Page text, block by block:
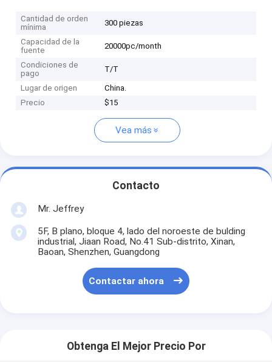
Cantidad de orden
mínima
300 piezas
Capacidad de la
fuente
20000pc/month
Condiciones de
pago
T/T
Lugar de origen
China.
Precio
$15
Vea más
Contacto
Mr. Jeffrey
5F, B plano, bloque 4, lado del noroeste de bulding
industrial, Jiaan Road, No.41 Sub-distrito, Xinan,
Baoan, Shenzhen, Guangdong
Contactar ahora
Obtenga El Mejor Precio Por